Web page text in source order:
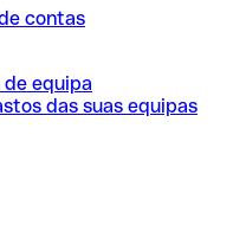
contas
equipa
das suas equipas